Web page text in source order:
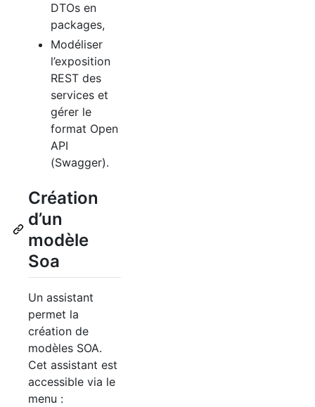
DTOs en
packages,
Modéliser
l’exposition
REST des
services et
gérer le
format Open
API
(Swagger).
Création
d’un
modèle
Soa
Un assistant
permet la
création de
modèles SOA.
Cet assistant est
accessible via le
menu :